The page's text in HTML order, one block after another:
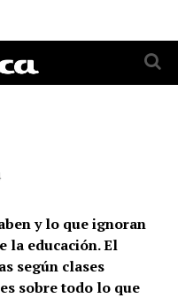
y lo que ignoran
la educación. El
según clases
sobre todo lo que